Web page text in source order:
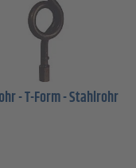
- T-Form - Stahlrohr